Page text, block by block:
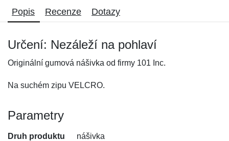
Popis Recenze Dotazy
Určení: Nezáleží na pohlaví
Originální gumová nášivka od firmy 101 Inc.
Na suchém zipu VELCRO.
Parametry
Druh produktu nášivka